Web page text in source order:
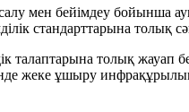
мен бейімдеу бойынша
стандарттарына толық
талаптарына толық жауап
жеке ұшыру